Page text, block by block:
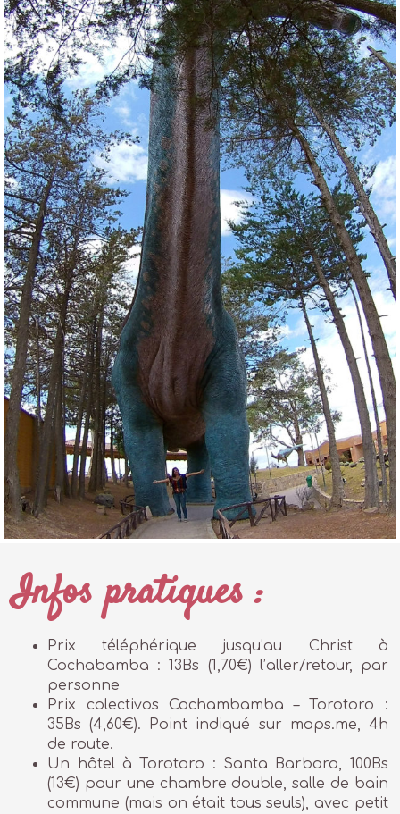
Infos pratiques :
Prix téléphérique jusqu’au Christ à
Cochabamba : 13Bs (1,70€) l’aller/retour, par
personne
Prix colectivos Cochambamba – Torotoro :
35Bs (4,60€). Point indiqué sur maps.me, 4h
de route.
Un hôtel à Torotoro : Santa Barbara, 100Bs
(13€) pour une chambre double, salle de bain
commune (mais on était tous seuls), avec petit